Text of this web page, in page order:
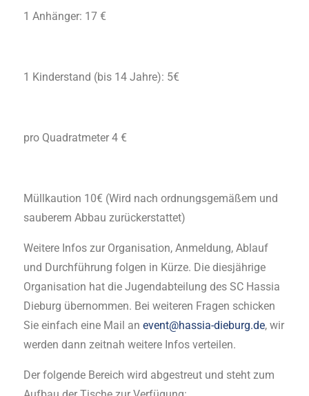
1 Anhänger: 17 €
1 Kinderstand (bis 14 Jahre): 5€
pro Quadratmeter 4 €
Müllkaution 10€ (Wird nach ordnungsgemäßem und
sauberem Abbau zurückerstattet)
Weitere Infos zur Organisation, Anmeldung, Ablauf
und Durchführung folgen in Kürze. Die diesjährige
Organisation hat die Jugendabteilung des SC Hassia
Dieburg übernommen. Bei weiteren Fragen schicken
Sie einfach eine Mail an event@hassia-dieburg.de, wir
werden dann zeitnah weitere Infos verteilen.
Der folgende Bereich wird abgestreut und steht zum